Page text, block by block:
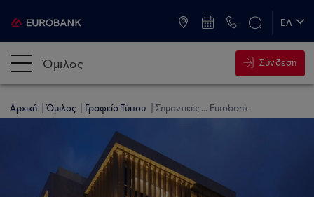
ΕΛ
Όμιλος Σύνδεση
Αρχική Όμιλος Γραφείο Τύπου Σημαντικές ... Eurobank